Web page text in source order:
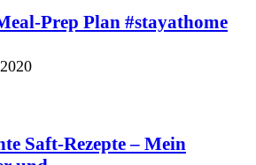
Prep Plan #stayathome
Saft-Rezepte – Mein